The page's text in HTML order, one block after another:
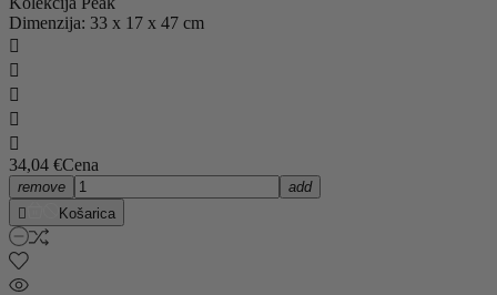
Dimenzija: 33 x 17 x 47 cm





34,04 €Cena
remove
add

Košarica